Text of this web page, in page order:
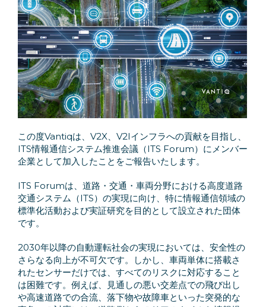
この度Vantiqは、V2X、V2Iインフラへの貢献を目指し、
ITS情報通信システム推進会議（ITS Forum）にメンバー
企業として加入したことをご報告いたします。
ITS Forumは、道路・交通・車両分野における高度道路
交通システム（ITS）の実現に向け、特に情報通信領域の
標準化活動および実証研究を目的として設立された団体
です。
2030年以降の自動運転社会の実現においては、安全性の
さらなる向上が不可欠です。しかし、車両単体に搭載さ
れたセンサーだけでは、すべてのリスクに対応すること
は困難です。例えば、見通しの悪い交差点での飛び出し
や高速道路での合流、落下物や故障車といった突発的な